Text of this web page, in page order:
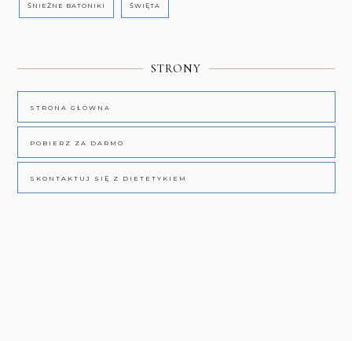
ŚNIEŻNE BATONIKI ŚWIĘTA
STRONY
STRONA GŁÓWNA
POBIERZ ZA DARMO
SKONTAKTUJ SIĘ Z DIETETYKIEM